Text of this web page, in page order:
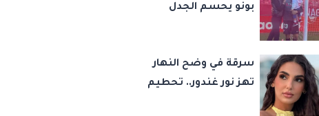
بونو يحسم الجدل
سرقة في وضح النهار
تهز نور غندور.. تحطيم